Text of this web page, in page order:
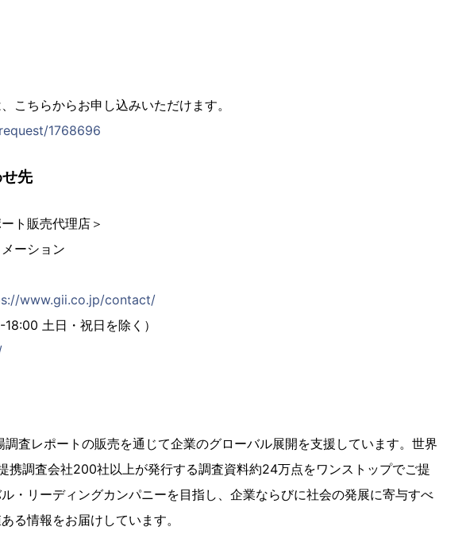
こちらからお申し込みいただけます。
1768696
先
ト販売代理店＞
ーション
www.gii.co.jp/contact/
土日・祝日を除く）
査レポートの販売を通じて企業のグローバル展開を支援しています。世界
携調査会社200社以上が発行する調査資料約24万点をワンストップでご提
・リーディングカンパニーを目指し、企業ならびに社会の発展に寄与すべ
る情報をお届けしています。